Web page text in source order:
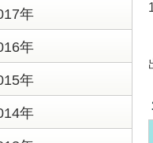
年
年
年
年